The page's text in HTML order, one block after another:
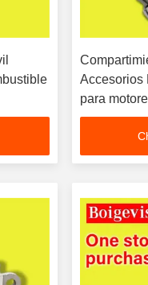
Accesorios
para
BMW N20